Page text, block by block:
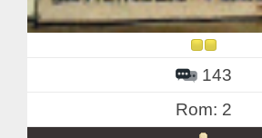
143
Rom: 2